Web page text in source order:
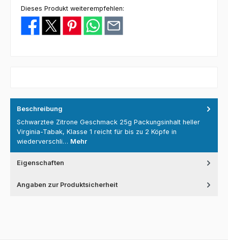
Dieses Produkt weiterempfehlen:
Beschreibung
Schwarztee Zitrone Geschmack 25g Packungsinhalt heller
Virginia-Tabak, Klasse 1 reicht für bis zu 2 Köpfe in
wiederverschli… Mehr
Eigenschaften
Angaben zur Produktsicherheit